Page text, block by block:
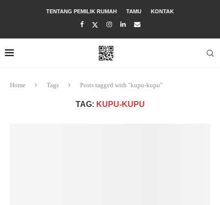
TENTANG PEMILIK RUMAH TAMU KONTAK
Home Tags Posts tagged with "kupu-kupu"
TAG: KUPU-KUPU